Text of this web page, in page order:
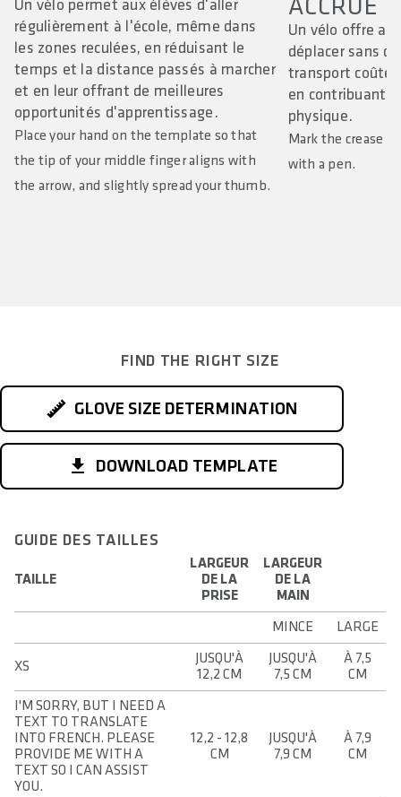
Un vélo permet aux élèves d'aller
régulièrement à l'école, même dans
les zones reculées, en réduisant le
temps et la distance passés à marcher
et en leur offrant de meilleures
opportunités d'apprentissage.
Place your hand on the template so that
the tip of your middle finger aligns with
the arrow, and slightly spread your thumb.
ACCRUE
Un vélo offre
déplacer sans
transport
en contribuant
physique.
Mark the crease
with a pen.
FIND THE RIGHT SIZE
GLOVE SIZE DETERMINATION
DOWNLOAD TEMPLATE
GUIDE DES TAILLES
TAILLE
LARGEUR
DE LA
PRISE
LARGEUR
DE LA
MAIN
MINCE
LARGE
XS
JUSQU'À
12,2 CM
JUSQU'À
7,5 CM
À 7,5
CM
I'M SORRY, BUT I NEED A
TEXT TO TRANSLATE
INTO FRENCH. PLEASE
PROVIDE ME WITH A
TEXT SO I CAN ASSIST
YOU.
12,2 - 12,8
CM
JUSQU'À
7,9 CM
À 7,9
CM